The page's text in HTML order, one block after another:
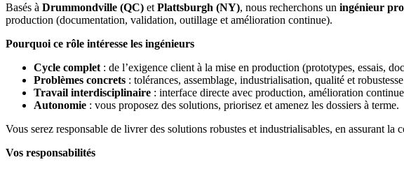
Basés à Drummondville (QC) et Plattsburgh (NY), nous recherchons un ingénieur
production (documentation, validation, outillage et amélioration continue).
Pourquoi ce rôle intéresse les ingénieurs
Cycle complet : de l’exigence client à la mise en production (prototypes, essais,
Problèmes concrets : tolérances, assemblage, industrialisation, qualité et
Travail interdisciplinaire : interface directe avec production, amélioration
Autonomie : vous proposez des solutions, priorisez et amenez les dossiers à terme.
Vous serez responsable de livrer des solutions robustes et industrialisables, en assurant la
Vos responsabilités